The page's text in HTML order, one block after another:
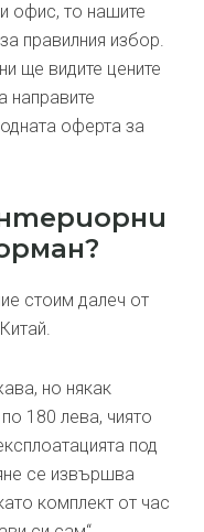
офис, то нашите
правилния избор.
ще видите цените
направите
оферта за
стоим далеч от
но някак
180 лева, чиято
под
се извършва
комплект от час